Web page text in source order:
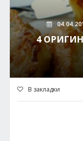
4
В закладки